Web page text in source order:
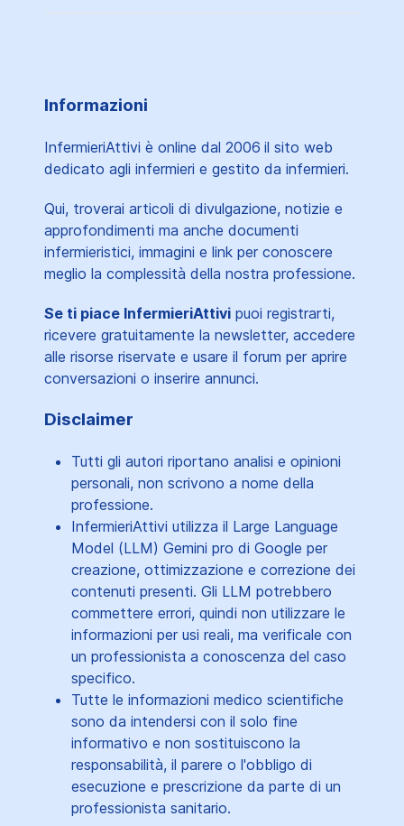
Informazioni
InfermieriAttivi è online dal 2006 il sito web
dedicato agli infermieri e gestito da infermieri.
Qui, troverai articoli di divulgazione, notizie e
approfondimenti ma anche documenti
infermieristici, immagini e link per conoscere
meglio la complessità della nostra professione.
Se ti piace InfermieriAttivi puoi registrarti,
ricevere gratuitamente la newsletter, accedere
alle risorse riservate e usare il forum per aprire
conversazioni o inserire annunci.
Disclaimer
Tutti gli autori riportano analisi e opinioni
personali, non scrivono a nome della
professione.
InfermieriAttivi utilizza il Large Language
Model (LLM) Gemini pro di Google per
creazione, ottimizzazione e correzione dei
contenuti presenti. Gli LLM potrebbero
commettere errori, quindi non utilizzare le
informazioni per usi reali, ma verificale con
un professionista a conoscenza del caso
specifico.
Tutte le informazioni medico scientifiche
sono da intendersi con il solo fine
informativo e non sostituiscono la
responsabilità, il parere o l'obbligo di
esecuzione e prescrizione da parte di un
professionista sanitario.